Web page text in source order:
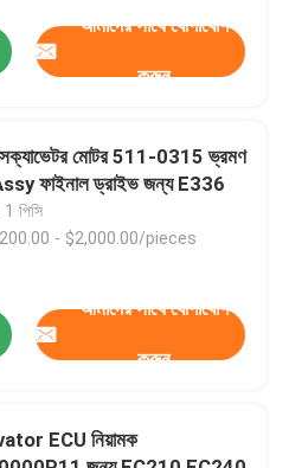
আমাদের সাথে যোগাযোগ
করুন
মোটর 511-0315 ভ্রমণ
ফাইনাল ড্রাইভ জন্য E336
পিসি
- $2,000.00/pieces
আমাদের সাথে যোগাযোগ
করুন
ECU নিয়ামক